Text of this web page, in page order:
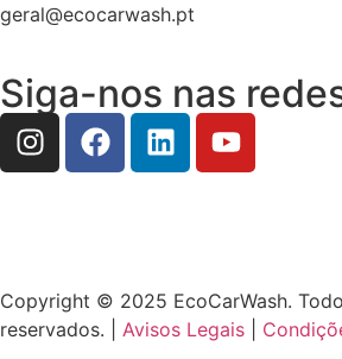
geral@ecocarwash.pt
Siga-nos nas
Copyright © 2025 EcoCarWash.
reservados. | Avisos Legais